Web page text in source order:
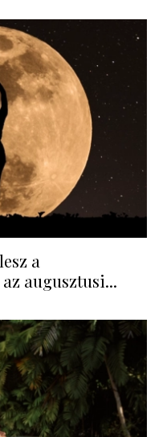
a
augusztusi...